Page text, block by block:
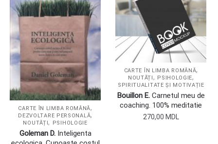
CARTE ÎN LIMBA ROMÂNĂ,
DEZVOLTARE PERSONALĂ,
NOUTĂȚI, PSIHOLOGIE
Goleman D.Inteligenta
CARTE ÎN LIMBA ROMÂNĂ,
NOUTĂȚI, PSIHOLOGIE,
SPIRITUALITATE ȘI MOTIVAȚIE
Bouillon E.Carnetul meu de
coaching. 100% meditatie
270,00 MDL